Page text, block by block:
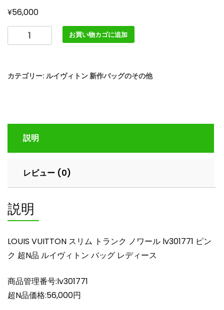
¥56,000
LOUIS
VUITTON
ム
ク
ワ
lv301771
ン
ク
N
品
イ
ヴ
お買い物カゴに追加
カテゴリー: ルイヴィトン 新作バッグのその他
説明
レビュー (0)
説明
LOUIS VUITTON スリム トランク ノワール lv301771 ピン
ク 超N品 ルイヴィトン バッグ レディース
商品管理番号:lv301771
超N品価格:56,000円